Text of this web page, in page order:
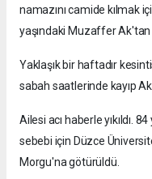
namazını camide kılmak
yaşındaki Muzaffer Ak'tan
Yaklaşık bir haftadır
sabah saatlerinde kayıp
Ailesi acı haberle yıkıldı.
sebebi için Düzce
Morgu'na götürüldü.